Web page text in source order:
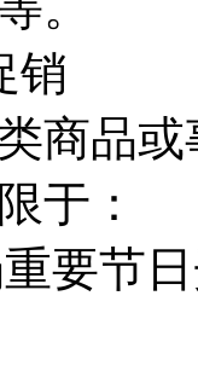
品或
于：
节日